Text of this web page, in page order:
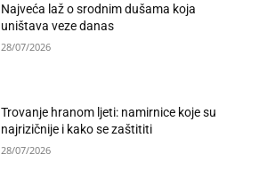
Najveća laž o srodnim dušama koja
uništava veze danas
28/07/2026
Trovanje hranom ljeti: namirnice koje su
najrizičnije i kako se zaštititi
28/07/2026